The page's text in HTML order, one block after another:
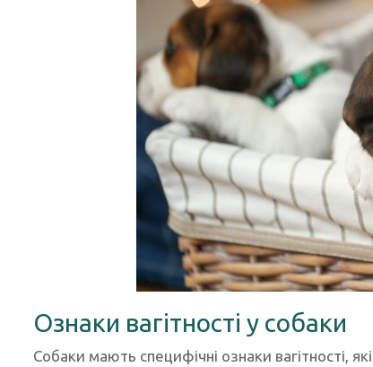
Ознаки вагітності у собаки
Собаки мають специфічні ознаки вагітності,